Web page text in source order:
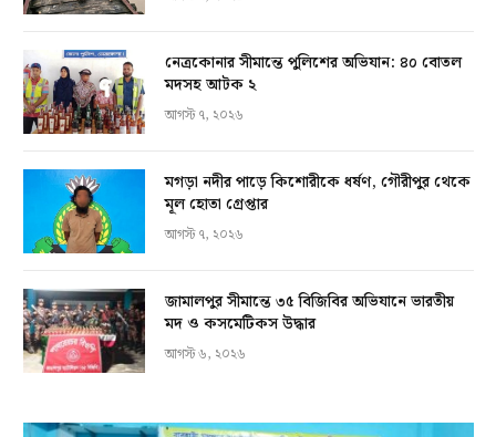
নেত্রকোনার সীমান্তে পুলিশের অভিযান: ৪০ বোতল
মদসহ আটক ২
আগস্ট ৭, ২০২৬
মগড়া নদীর পাড়ে কিশোরীকে ধর্ষণ, গৌরীপুর থেকে
মূল হোতা গ্রেপ্তার
আগস্ট ৭, ২০২৬
জামালপুর সীমান্তে ৩৫ বিজিবির অভিযানে ভারতীয়
মদ ও কসমেটিকস উদ্ধার
আগস্ট ৬, ২০২৬